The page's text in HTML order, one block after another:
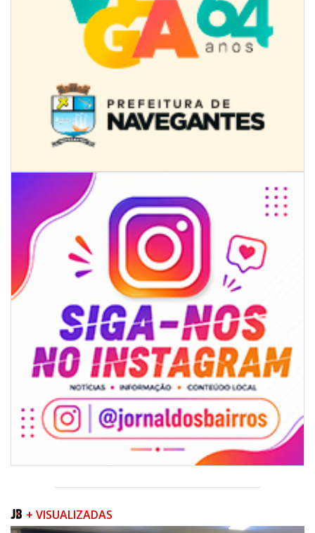
09/08/2026 | 07:00
4º Festival Náutico de Navegantes reúne esporte, tradição e regatas
BALNEÁRIO PIÇARRAS
+ VISUALIZADAS